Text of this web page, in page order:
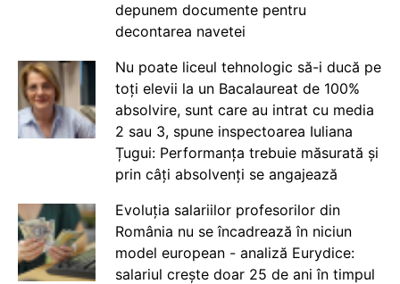
depunem documente pentru
decontarea navetei
Nu poate liceul tehnologic să-i ducă pe
toți elevii la un Bacalaureat de 100%
absolvire, sunt care au intrat cu media
2 sau 3, spune inspectoarea Iuliana
Țugui: Performanța trebuie măsurată și
prin câți absolvenți se angajează
Evoluția salariilor profesorilor din
România nu se încadrează în niciun
model european - analiză Eurydice:
salariul crește doar 25 de ani în timpul